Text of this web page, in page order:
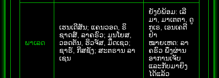
ພາເລດ
ເຮນເດີສັນ; ແຄນວອດ, ຣິ
ຊາດສ໌, ລາຄຣົວ; ມູນໂຍສ,
ວອດຕັນ, ຮິວຈ໌ສ, ມິດເຊວ;
ຊາຣ໌, ກີສຊັງ; ສະຕຣານ ລາ
ເຊນ
ຍັງບໍ່ພ້ອມ: ເລີ
ມາ, ມາເຕຕາ, ດູ
ກູເຣ, ເອນເຄຕີ
ຢາ
ໝາຍເຫດ: ລາ
ຄຣົວ ພຶ່ງຜ່ານ
ອາການເຈັບ
ແລະກັບມາຍິງ
ໄດ້ແລ້ວ